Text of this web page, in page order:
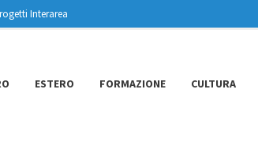
Interarea
ESTERO FORMAZIONE CULTURA